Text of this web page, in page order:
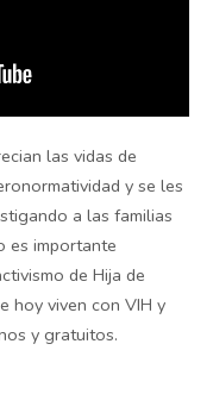
las vidas de
y se les
a las familias
es importante
de Hija de
hoy viven con VIH y
y gratuitos.